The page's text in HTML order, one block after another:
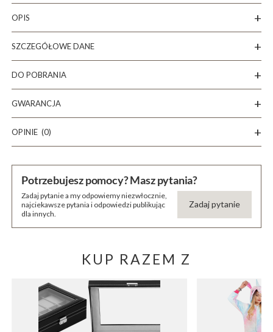
OPIS
SZCZEGÓŁOWE DANE
DO POBRANIA
GWARANCJA
OPINIE (0)
Potrzebujesz pomocy? Masz pytania?
Zadaj pytanie a my odpowiemy niezwłocznie,
najciekawsze pytania i odpowiedzi publikując
dla innych.
Zadaj pytanie
KUP RAZEM Z